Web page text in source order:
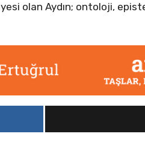
olan Aydın; ontoloji,